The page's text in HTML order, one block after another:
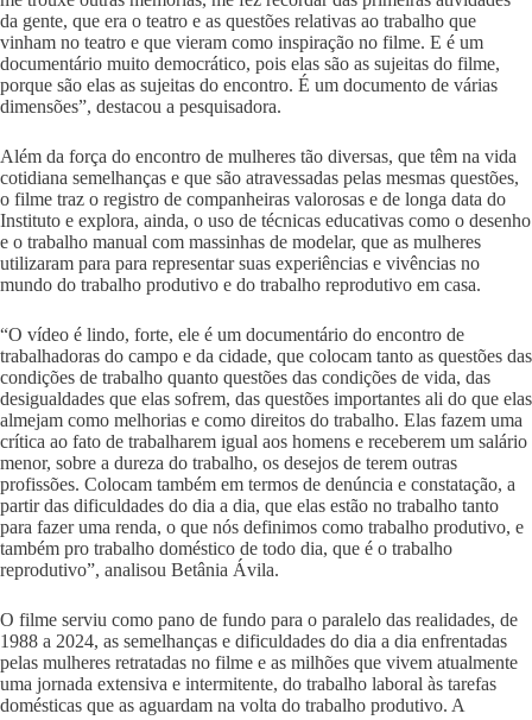
da gente, que era o teatro e as questões relativas ao trabalho que
vinham no teatro e que vieram como inspiração no filme. E é um
documentário muito democrático, pois elas são as sujeitas do filme,
porque são elas as sujeitas do encontro. É um documento de várias
dimensões”, destacou a pesquisadora.
Além da força do encontro de mulheres tão diversas, que têm na vida
cotidiana semelhanças e que são atravessadas pelas mesmas questões,
o filme traz o registro de companheiras valorosas e de longa data do
Instituto e explora, ainda, o uso de técnicas educativas como o desenho
e o trabalho manual com massinhas de modelar, que as mulheres
utilizaram para para representar suas experiências e vivências no
mundo do trabalho produtivo e do trabalho reprodutivo em casa.
“O vídeo é lindo, forte, ele é um documentário do encontro de
trabalhadoras do campo e da cidade, que colocam tanto as questões das
condições de trabalho quanto questões das condições de vida, das
desigualdades que elas sofrem, das questões importantes ali do que elas
almejam como melhorias e como direitos do trabalho. Elas fazem uma
crítica ao fato de trabalharem igual aos homens e receberem um salário
menor, sobre a dureza do trabalho, os desejos de terem outras
profissões. Colocam também em termos de denúncia e constatação, a
partir das dificuldades do dia a dia, que elas estão no trabalho tanto
para fazer uma renda, o que nós definimos como trabalho produtivo, e
também pro trabalho doméstico de todo dia, que é o trabalho
reprodutivo”, analisou Betânia Ávila.
O filme serviu como pano de fundo para o paralelo das realidades, de
1988 a 2024, as semelhanças e dificuldades do dia a dia enfrentadas
pelas mulheres retratadas no filme e as milhões que vivem atualmente
uma jornada extensiva e intermitente, do trabalho laboral às tarefas
domésticas que as aguardam na volta do trabalho produtivo. A